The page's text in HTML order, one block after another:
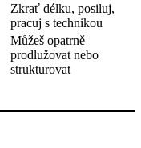
Zkrať délku, posiluj,
pracuj s technikou
Můžeš opatrně
prodlužovat nebo
strukturovat